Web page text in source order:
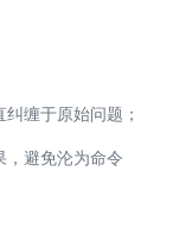
缠于原始问题；
，避免沦为命令